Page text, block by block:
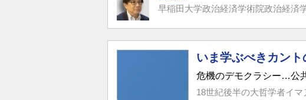
早稲田大学政治経済学術院政治経済
いま学ぶべきカン
危機のデモクラシー…公
18世紀後半の大哲学者イ